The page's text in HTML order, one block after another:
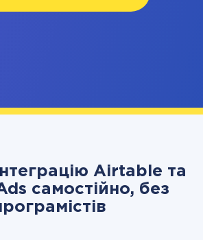
Airtable та
самостійно, без